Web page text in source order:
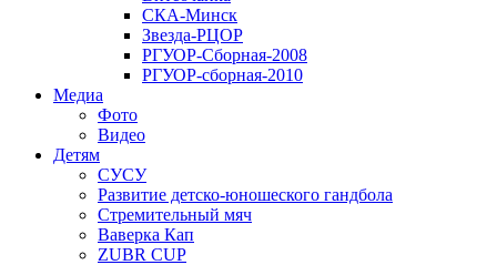
СКА-Минск
Звезда-РЦОР
РГУОР-Сборная-2008
РГУОР-сборная-2010
Медиа
Фото
Видео
Детям
СУСУ
Развитие детско-юношеского гандбола
Стремительный мяч
Ваверка Кап
ZUBR CUP